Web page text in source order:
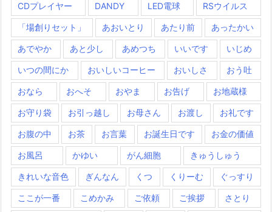
CDプレイヤー DANDY LED電球 RSウイルス
「場創りセット」 あおいとり あたり前 あったかい
あでやか あと少し あめつち いいです いじめ
いつの間にか おいしいコーヒー おいしさ おう吐
おなら おへそ おやま お告げ お地蔵様
お守り袋 お引っ越し お母さん お渡し お礼です
お腹の中 お茶 お言葉 お誕生日です お金の価値
お風呂 かゆい がん細胞 きゅうしゅう
きれいな音色 ぎんなん くつ くりーむ ぐっすり
ここが一番 こめかみ ご依頼 ご挨拶 さとり